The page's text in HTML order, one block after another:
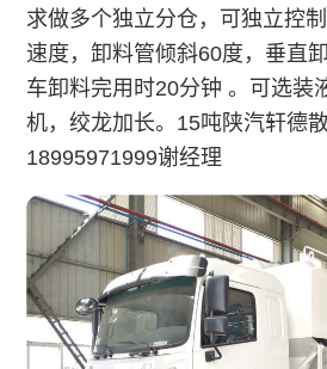
求做多个独立分仓，可独立控
速度，卸料管倾斜60度，垂直
车卸料完用时20分钟 。可选装
机，绞龙加长。 15吨陕汽轩德
18995971999谢经理